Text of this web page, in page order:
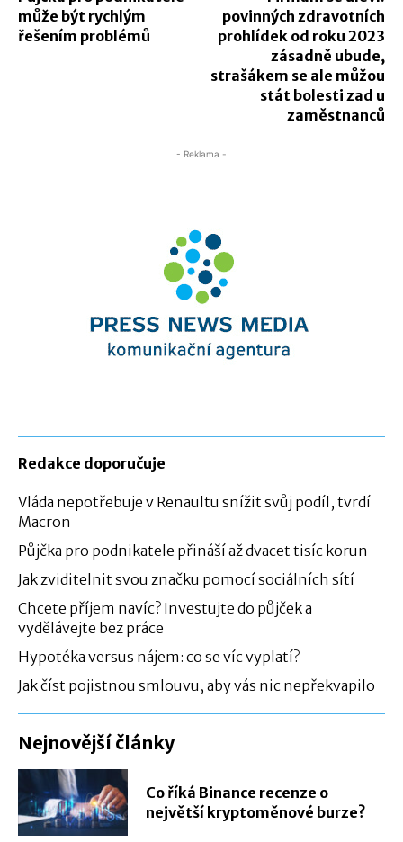
může být rychlým
řešením problémů
povinných zdravotních
prohlídek od roku 2023
zásadně ubude,
strašákem se ale můžou
stát bolesti zad u
zaměstnanců
- Reklama -
Redakce doporučuje
Vláda nepotřebuje v Renaultu snížit svůj podíl, tvrdí
Macron
Půjčka pro podnikatele přináší až dvacet tisíc korun
Jak zviditelnit svou značku pomocí sociálních sítí
Chcete příjem navíc? Investujte do půjček a
vydělávejte bez práce
Hypotéka versus nájem: co se víc vyplatí?
Jak číst pojistnou smlouvu, aby vás nic nepřekvapilo
Nejnovější články
Co říká Binance recenze o
největší kryptoměnové burze?